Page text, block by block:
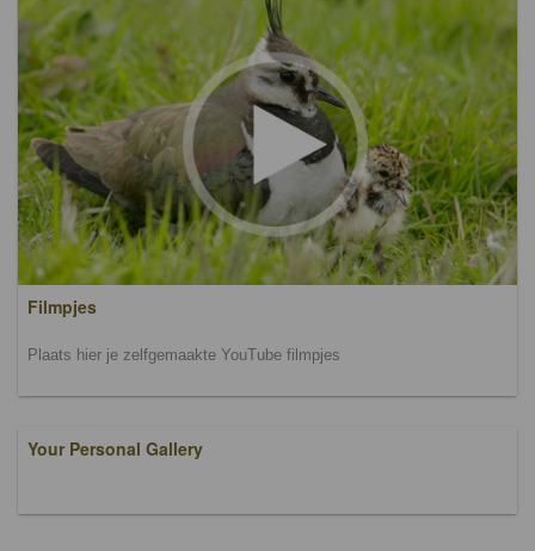
Filmpjes
Plaats hier je zelfgemaakte YouTube filmpjes
Your Personal Gallery